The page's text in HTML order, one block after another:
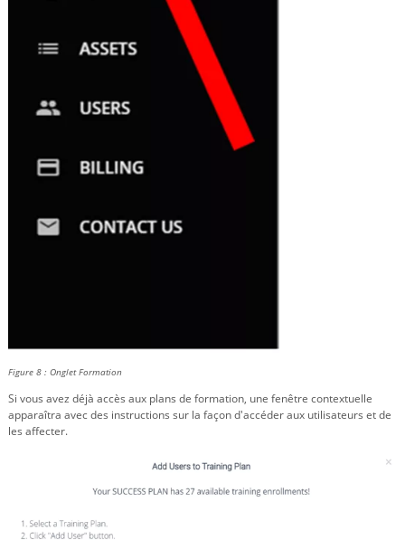
Figure 8 : Onglet Formation
Si vous avez déjà accès aux plans de formation, une fenêtre contextuelle
apparaîtra avec des instructions sur la façon d'accéder aux utilisateurs et de
les affecter.